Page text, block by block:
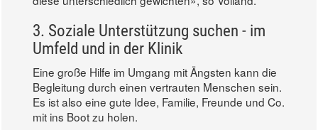
3. Soziale Unterstützung suchen - im
Umfeld und in der Klinik
Eine große Hilfe im Umgang mit Ängsten kann die
Begleitung durch einen vertrauten Menschen sein.
Es ist also eine gute Idee, Familie, Freunde und Co.
mit ins Boot zu holen.